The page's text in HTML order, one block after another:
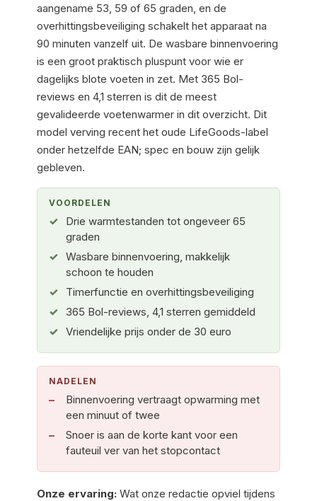
aangename 53, 59 of 65 graden, en de
overhittingsbeveiliging schakelt het apparaat na
90 minuten vanzelf uit. De wasbare binnenvoering
is een groot praktisch pluspunt voor wie er
dagelijks blote voeten in zet. Met 365 Bol-
reviews en 4,1 sterren is dit de meest
gevalideerde voetenwarmer in dit overzicht. Dit
model verving recent het oude LifeGoods-label
onder hetzelfde EAN; spec en bouw zijn gelijk
gebleven.
VOORDELEN
Drie warmtestanden tot ongeveer 65
graden
Wasbare binnenvoering, makkelijk
schoon te houden
Timerfunctie en overhittingsbeveiliging
365 Bol-reviews, 4,1 sterren gemiddeld
Vriendelijke prijs onder de 30 euro
NADELEN
Binnenvoering vertraagt opwarming met
een minuut of twee
Snoer is aan de korte kant voor een
fauteuil ver van het stopcontact
Onze ervaring: Wat onze redactie opviel tijdens